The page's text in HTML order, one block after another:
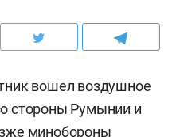
вошел воздушное
стороны Румынии и
минобороны